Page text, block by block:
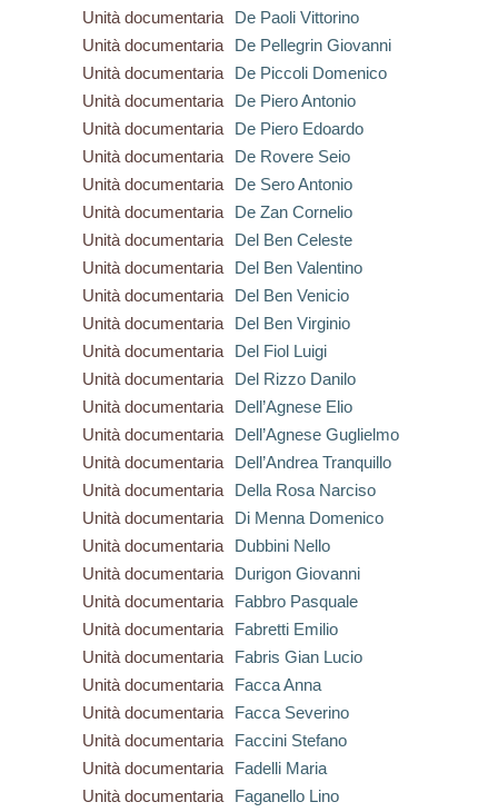
Unità documentaria
De Paoli Vittorino
Unità documentaria
De Pellegrin Giovanni
Unità documentaria
De Piccoli Domenico
Unità documentaria
De Piero Antonio
Unità documentaria
De Piero Edoardo
Unità documentaria
De Rovere Seio
Unità documentaria
De Sero Antonio
Unità documentaria
De Zan Cornelio
Unità documentaria
Del Ben Celeste
Unità documentaria
Del Ben Valentino
Unità documentaria
Del Ben Venicio
Unità documentaria
Del Ben Virginio
Unità documentaria
Del Fiol Luigi
Unità documentaria
Del Rizzo Danilo
Unità documentaria
Dell’Agnese Elio
Unità documentaria
Dell’Agnese Guglielmo
Unità documentaria
Dell’Andrea Tranquillo
Unità documentaria
Della Rosa Narciso
Unità documentaria
Di Menna Domenico
Unità documentaria
Dubbini Nello
Unità documentaria
Durigon Giovanni
Unità documentaria
Fabbro Pasquale
Unità documentaria
Fabretti Emilio
Unità documentaria
Fabris Gian Lucio
Unità documentaria
Facca Anna
Unità documentaria
Facca Severino
Unità documentaria
Faccini Stefano
Unità documentaria
Fadelli Maria
Unità documentaria
Faganello Lino